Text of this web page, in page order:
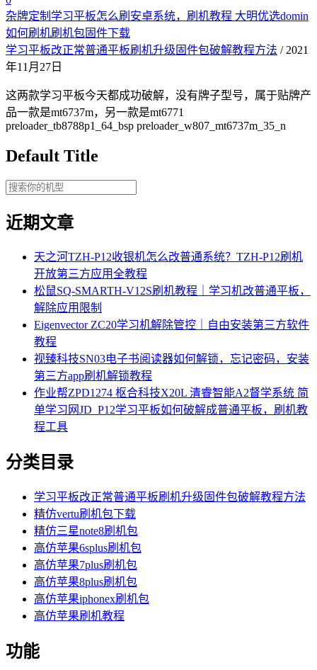
杂牌定制学习平板怎么刷安卓系统，刷机教程 大明优选domin
如何刷机刷机包固件下载
学习平板改正常普通平板刷机升级固件包破解教程方法 / 2021
年11月27日
这两款学习平板今天都成功破解，没有牌子型号，属于贴牌产
品一款是mt6737m，另一款是mt6771
preloader_tb8788p1_64_bsp preloader_w807_mt6737m_35_n
Default Title
近期文章
天之河TZH-P12收银机怎么改普通系统？TZH-P12刷机
开放第三方应用全教程
松鼠SQ-SMARTH-V12S刷机教程｜学习机改普通平板，
解除应用限制
Eigenvector ZC20学习机解除管控｜自由安装第三方软件
教程
视臻科技SN03电子书阅读器如何解锁，忘记密码，安装
第三方app刷机解锁教程
作业帮ZPD1274 枢合科技X20L 清睿智能A2督学系统 简
单学习网JD_P12学习平板如何破解成普通平板，刷机教
程工具
分类目录
学习平板改正常普通平板刷机升级固件包破解教程方法
精仿vertu刷机包下载
精仿三星note8刷机包
高仿苹果6splus刷机包
高仿苹果7plus刷机包
高仿苹果8plus刷机包
高仿苹果iphonex刷机包
高仿苹果刷机教程
功能